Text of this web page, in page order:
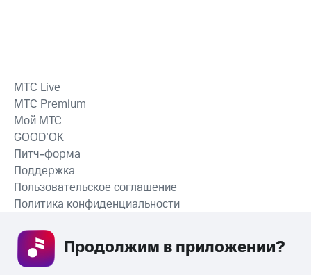
СКАЧАТЬ ПРИЛОЖЕНИЕ
MTС Live
MTС Premium
Мой МТС
GOOD’OK
Питч-форма
Поддержка
Пользовательское соглашение
Политика конфиденциальности